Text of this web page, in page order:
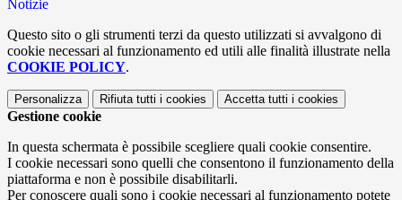
Notizie
Questo sito o gli strumenti terzi da questo utilizzati si avvalgono di
cookie necessari al funzionamento ed utili alle finalità illustrate nella
COOKIE POLICY.
Personalizza Rifiuta tutti i cookies Accetta tutti i cookies
Gestione cookie
In questa schermata è possibile scegliere quali cookie consentire.
I cookie necessari sono quelli che consentono il funzionamento della
piattaforma e non è possibile disabilitarli.
Per conoscere quali sono i cookie necessari al funzionamento potete